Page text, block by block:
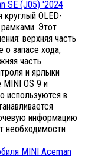
OLED-
Этот
верхняя часть
о запасе хода,
часть
и ярлыки
MINI OS 9 и
используются в
информацию
необходимости